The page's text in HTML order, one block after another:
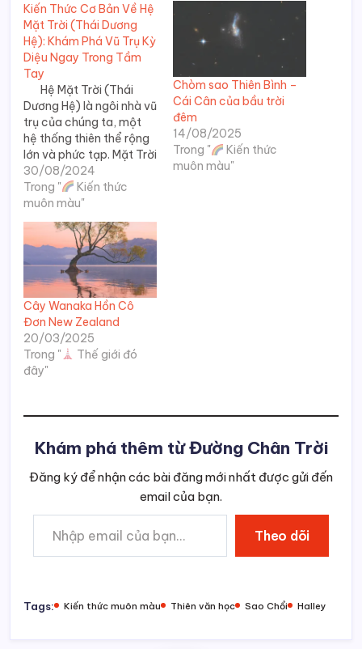
Kiến Thức Cơ Bản Về Hệ
Mặt Trời (Thái Dương
Hệ): Khám Phá Vũ Trụ Kỳ
Diệu Ngay Trong Tầm
Tay
Hệ Mặt Trời (Thái
Dương Hệ) là ngôi nhà vũ
trụ của chúng ta, một
hệ thống thiên thể rộng
lớn và phức tạp. Mặt Trời
đóng vai trò trung
tâm, cung cấp ánh sáng
và năng lượng cho mọi
vật thể quay quanh nó.
Nhưng…
30/08/2024
Trong "
Kiến thức
muôn màu"
Chòm sao Thiên Bình –
Cái Cân của bầu trời
đêm
14/08/2025
Trong "
Kiến thức
muôn màu"
Cây Wanaka Hồn Cô
Đơn New Zealand
20/03/2025
Trong "
Thế giới đó
đây"
Khám phá thêm từ Đường Chân Trời
Đăng ký để nhận các bài đăng mới nhất được gửi đến
email của bạn.
Nhập email của bạn…
Theo dõi
Tags: Kiến thức muôn màu Thiên văn học Sao Chổi Halley